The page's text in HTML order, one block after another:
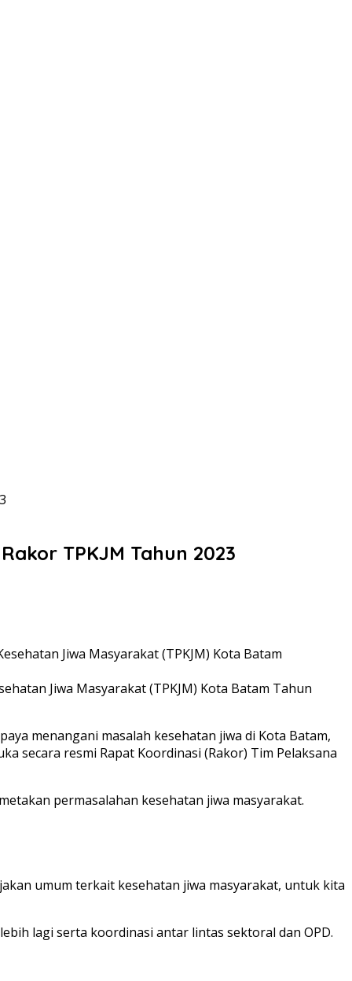
TPKJM Tahun 2023
Jiwa Masyarakat (TPKJM) Kota Batam Tahun
menangani masalah kesehatan jiwa di Kota Batam,
secara resmi Rapat Koordinasi (Rakor) Tim Pelaksana
permasalahan kesehatan jiwa masyarakat.
umum terkait kesehatan jiwa masyarakat, untuk kita
lagi serta koordinasi antar lintas sektoral dan OPD.